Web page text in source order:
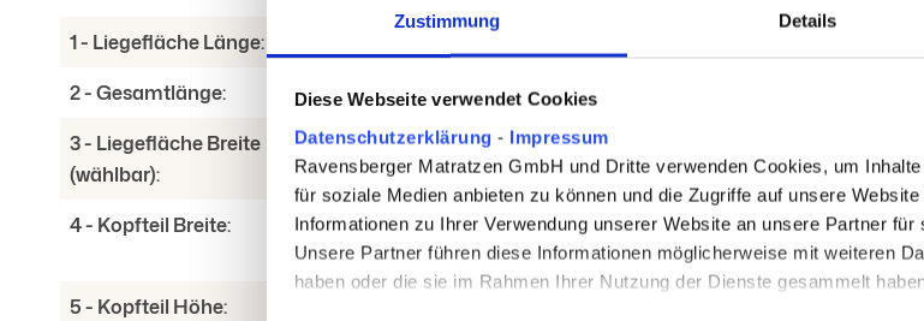
Zustimmung Details
Diese Webseite verwendet Cookies
Datenschutzerklärung - Impressum
Ravensberger Matratzen GmbH und Dritte verwenden Cookies, um
für soziale Medien anbieten zu können und die Zugriffe auf unsere
Informationen zu Ihrer Verwendung unserer Website an unsere Partner
Unsere Partner führen diese Informationen möglicherweise mit weiteren
haben oder die sie im Rahmen Ihrer Nutzung der Dienste gesammelt
1 - Liegefläche Länge:
2 - Gesamtlänge:
Liegefläche Länge + 12 cm (Kopfteil Tiefe)
3 - Liegefläche Breite
(wählbar):
140 | 160 | 180 | 200 cm
4 - Kopfteil Breite:
Liegefläche Breite + 20 cm (Kopfteil steht an beiden
Seiten ca. 10 cm über)
5 - Kopfteil Höhe: